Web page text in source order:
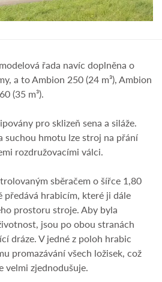
řada navíc doplněna o
a to Ambion 250 (24 m³), Ambion
(35 m³).
pro sklizeň sena a siláže.
suchou hmotu lze stroj na přání
rozdružovacími válci.
sběračem o šířce 1,80
předává hrabicím, které ji dále
prostoru stroje. Aby byla
jsou po obou stranách
dráze. V jedné z poloh hrabic
promazávání všech ložisek, což
velmi zjednodušuje.